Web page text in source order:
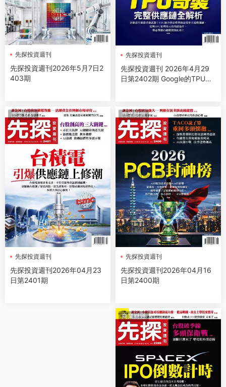
先探投資週刊
先探投資週刊2026年5月7日2
403期
先探投資週刊
先探投資週刊 2026年4月29
日第2402期 Google的TPU奇
商業财經
先探投資週刊
先探投資週刊2026年04月23
日第2401期
商業财經
先探投資週刊
先探投資週刊2026年04月16
日第2400期
商業财經